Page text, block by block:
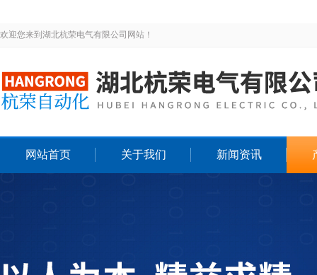
欢迎您来到湖北杭荣电气有限公司网站！
网站首页 关于我们 新闻资讯